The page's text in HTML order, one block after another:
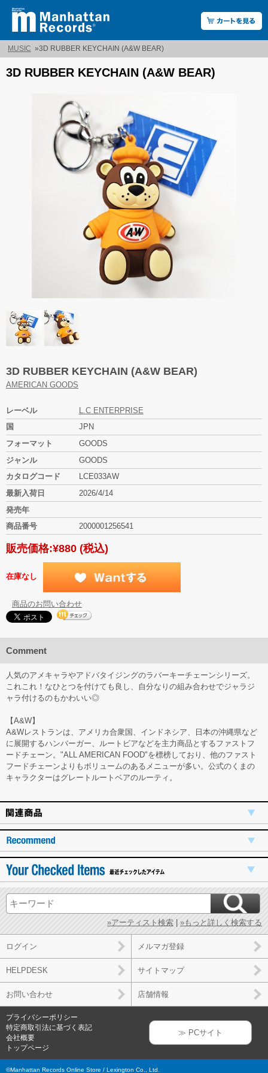
MUSIC »3D RUBBER KEYCHAIN (A&W BEAR)
3D RUBBER KEYCHAIN (A&W BEAR)
3D RUBBER KEYCHAIN (A&W BEAR)
AMERICAN GOODS
レーベル
L.C ENTERPRISE
国
JPN
フォーマット
GOODS
ジャンル
GOODS
カタログコード
LCE033AW
最新入荷日
2026/4/14
発売年
商品番号
2000001256541
販売価格:¥880 (税込)
在庫なし
商品のお問い合わせ
Comment
人気のアメキャラやアドバタイジングのラバーキーチェーンシリーズ。
これこれ！なひとつを付けても良し、自分なりの組み合わせでジャラジ
ャラ付けるのもかわいい◎
【A&W】
A&Wレストランは、アメリカ合衆国、インドネシア、日本の沖縄県など
に展開するハンバーガー、ルートビアなどを主力商品とするファストフ
ードチェーン。"ALL AMERICAN FOOD"を標榜しており、他のファスト
フードチェーンよりもボリュームのあるメニューが多い。公式のくまの
キャラクターはグレートルートベアのルーティ。
»アーティスト検索 »もっと詳しく検索する
ログイン メルマガ登録
HELPDESK サイトマップ
お問い合わせ 店舗情報
プライバシーポリシー
特定商取引法に基づく表記
会社概要
トップページ
≫ PCサイト
©Manhattan Records Online Store / Lexington Co., Ltd.